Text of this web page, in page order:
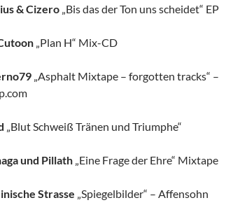
& Cizero „Bis das der Ton uns scheidet“ EP
„Plan H“ Mix-CD
„Asphalt Mixtape – forgotten tracks“ –
„Blut Schweiß Tränen und Triumphe“
und Pillath „Eine Frage der Ehre“ Mixtape
Strasse „Spiegelbilder“ – Affensohn